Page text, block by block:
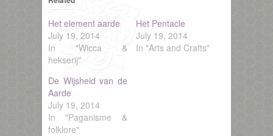
Het element aarde
July 19, 2014
In "Wicca &
hekserij"
Het Pentacle
July 19, 2014
In "Arts and Crafts"
De Wijsheid van de
Aarde
July 19, 2014
In "Paganisme &
folklore"